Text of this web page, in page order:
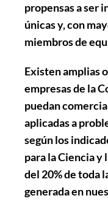
propensas a ser
únicas y, con
miembros de
Existen amplias
empresas de la
puedan
aplicadas a
según los
para la Ciencia y
del 20% de toda
generada en